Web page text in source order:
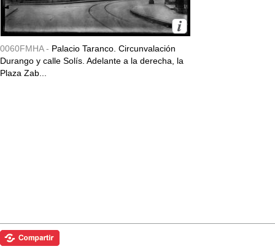
0060FMHA - Palacio Taranco. Circunvalación
Durango y calle Solís. Adelante a la derecha, la
Plaza Zab...